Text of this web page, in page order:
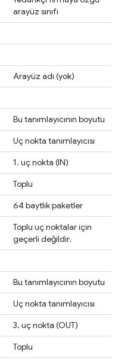
arayüz sınıfı
Arayüz adı (yok)
Bu tanımlayıcının boyutu
Uç nokta tanımlayıcısı
1. uç nokta (IN)
Toplu
64 baytlık paketler
Toplu uç noktalar için
geçerli değildir.
Bu tanımlayıcının boyutu
Uç nokta tanımlayıcısı
3. uç nokta (OUT)
Toplu